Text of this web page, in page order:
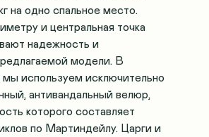
на одно спальное место.
и центральная точка
надежность и
модели. В
мы используем исключительно
антивандальный велюр,
которого составляет
по Мартиндейлу. Царги и